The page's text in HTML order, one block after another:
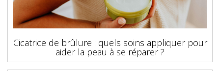
Cicatrice de brûlure : quels soins appliquer pour
aider la peau à se réparer ?